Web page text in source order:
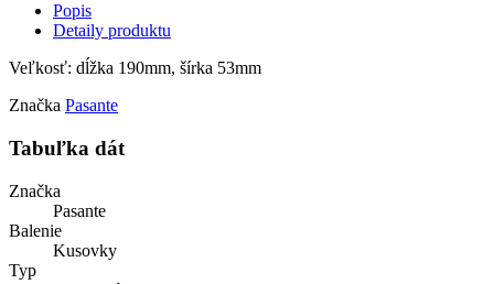
Popis
Detaily produktu
Veľkosť: dĺžka 190mm, šírka 53mm
Značka Pasante
Tabuľka dát
Značka
Pasante
Balenie
Kusovky
Typ